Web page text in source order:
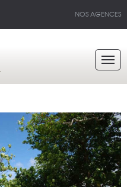
NOS AGENCES